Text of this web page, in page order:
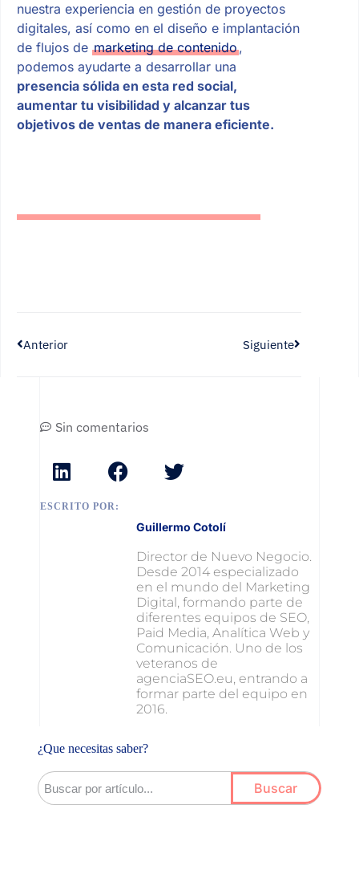
nuestra experiencia en gestión de proyectos
digitales, así como en el diseño e implantación
de flujos de marketing de contenido,
podemos ayudarte a desarrollar una
presencia sólida en esta red social,
aumentar tu visibilidad y alcanzar tus
objetivos de ventas de manera eficiente.
Anterior Siguiente
Sin comentarios
ESCRITO POR:
Guillermo Cotolí
Director de Nuevo Negocio.
Desde 2014 especializado
en el mundo del Marketing
Digital, formando parte de
diferentes equipos de SEO,
Paid Media, Analítica Web y
Comunicación. Uno de los
veteranos de
agenciaSEO.eu, entrando a
formar parte del equipo en
2016.
¿Que necesitas saber?
Buscar